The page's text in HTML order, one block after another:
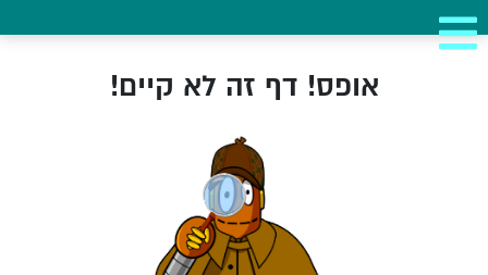
אופס! דף זה לא קיים!